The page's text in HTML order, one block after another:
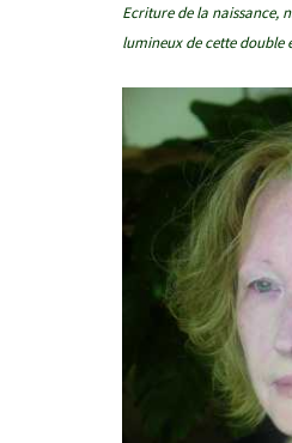
Ecriture de la naissance,
lumineux de cette double